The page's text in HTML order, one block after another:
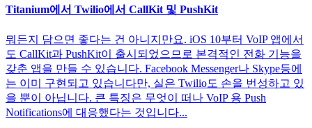
Titanium에서 Twilio에서 CallKit 및 PushKit
뭐든지 담으면 좋다는 건 아니지만요. iOS 10부터 VoIP 앱에서
도 CallKit과 PushKit이 출시되었으므로 본격적인 전화 기능을
갖춘 앱을 만들 수 있습니다. Facebook Messenger나 Skype등에
는 이미 구현되고 있습니다만, 실은 Twilio도 손을 번성하고 있
을 뿐이 아닙니다. 큰 특징은 무엇이 떠나 VoIP 용 Push
Notifications에 대응했다는 것입니다...